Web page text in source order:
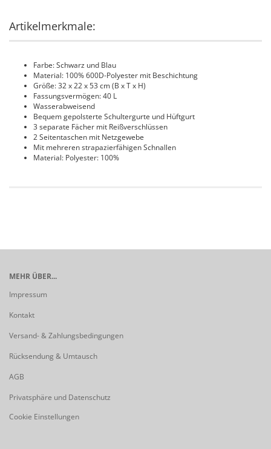
Artikelmerkmale:
Farbe: Schwarz und Blau
Material: 100% 600D-Polyester mit Beschichtung
Größe: 32 x 22 x 53 cm (B x T x H)
Fassungsvermögen: 40 L
Wasserabweisend
Bequem gepolsterte Schultergurte und Hüftgurt
3 separate Fächer mit Reißverschlüssen
2 Seitentaschen mit Netzgewebe
Mit mehreren strapazierfähigen Schnallen
Material: Polyester: 100%
MEHR ÜBER...
Impressum
Kontakt
Versand- & Zahlungsbedingungen
Rücksendung & Umtausch
AGB
Privatsphäre und Datenschutz
Cookie Einstellungen